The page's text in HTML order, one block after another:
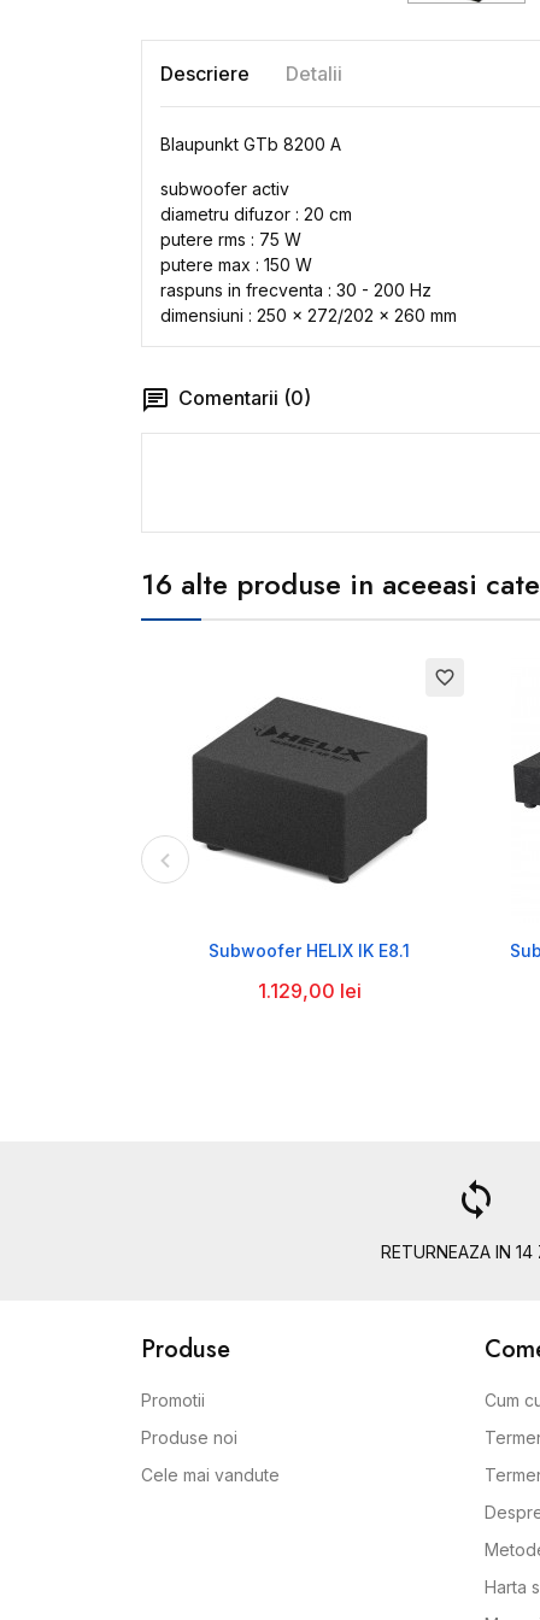
Descriere Detalii
Blaupunkt GTb 8200 A
subwoofer activ
diametru difuzor : 20 cm
putere rms : 75 W
putere max : 150 W
raspuns in frecventa : 30 - 200 Hz
dimensiuni : 250 x 272/202 x 260 mm
Comentarii (0)
16 alte produse in aceeasi
favorite_border

Subwoofer HELIX IK E8.1
1.129,00 lei
loop
RETURNEAZA IN 14
Produse
Promotii
Produse noi
Cele mai vandute
Cum
Harta